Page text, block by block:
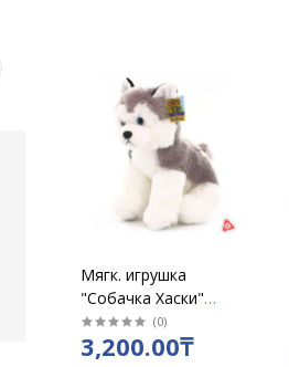
Мягк. игрушка
"Собачка Хаски"
высота 23 см
(0)
3,200.00₸